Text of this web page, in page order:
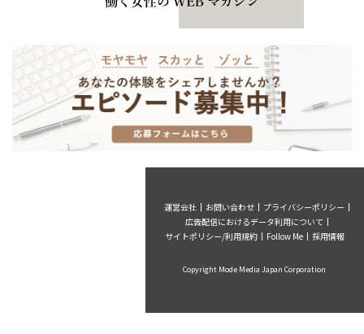
運営会社 お問い合わせ
プライバシーポリシー
広告配信におけるデータ利用について
サイトポリシー/利用規約
Follow Me 採用情報
Copyright Mode Media Japan Corporation